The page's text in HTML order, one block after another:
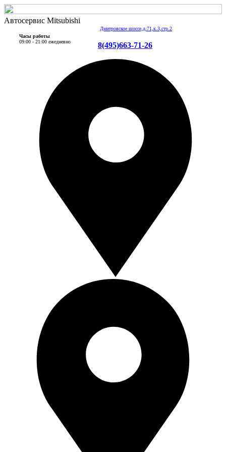
Автосервис Mitsubishi
Дмитровское шоссе,д.71,к.3,стр.2
Часы работы
09:00 - 21:00 ежедневно
8(495)663-71-26